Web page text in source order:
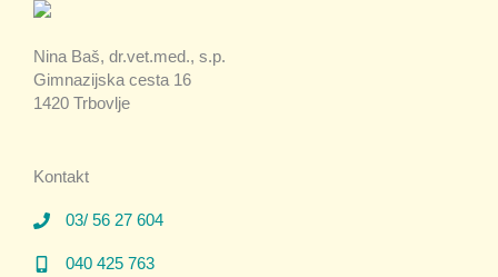
Nina Baš, dr.vet.med., s.p.
Gimnazijska cesta 16
1420 Trbovlje
Kontakt
03/ 56 27 604
040 425 763